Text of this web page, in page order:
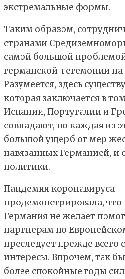
экстремальные формы.
Таким образом,
странами
самой большой
германской гегемонии на
Разумеется, здесь
которая заключается в
Испании, Португалии и
совпадают, но каждая из
большой ущерб от мер
навязанных Германией, и
политики.
Пандемия коронавируса
продемонстрировала, что
Германия не желает
партнерам по
преследует прежде всего
интересы. Впрочем, так
более спокойные годы